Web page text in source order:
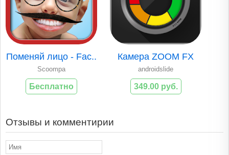
Поменяй лицо - Fac..
Scoompa
Бесплатно
Камера ZOOM FX
androidslide
349.00 руб.
Отзывы и комментирии